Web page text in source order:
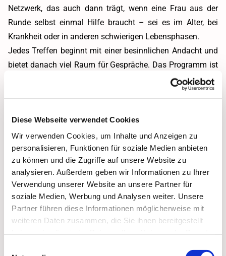
Diese Webseite verwendet Cookies
Wir verwenden Cookies, um Inhalte und Anzeigen zu
personalisieren, Funktionen für soziale Medien anbieten
zu können und die Zugriffe auf unsere Website zu
analysieren. Außerdem geben wir Informationen zu Ihrer
Verwendung unserer Website an unsere Partner für
soziale Medien, Werbung und Analysen weiter. Unsere
Partner führen diese Informationen möglicherweise mit
weiteren Daten zusammen, die Sie ihnen bereitgestellt
Netzwerk, das auch dann trägt, wenn eine Frau aus der
Runde selbst einmal Hilfe braucht – sei es im Alter, bei
Krankheit oder in anderen schwierigen Lebensphasen.
Jedes Treffen beginnt mit einer besinnlichen Andacht und
bietet danach viel Raum für Gespräche. Das Programm ist
dabei sehr abwechslungsreich und reicht von interessanten
Vorträgen über aktuelle gesellschaftliche Themen bis hin
den gemeinsamen Genuss mit tiefgehenden Gesprächen
und einer starken Gemeinschaft.
Bei uns treffen sich zwei Frauenhilfsgruppen zu
verschiedenen Tageszeiten.
Gemeinsam ist ihnen die Gestaltung des Weltgebetstages
am ersten Freitag im März und oft die Teilnahme an
Bezirksveranstaltungen wie dem Jahresfest im September
oder der Adventsfeier im Dezember.